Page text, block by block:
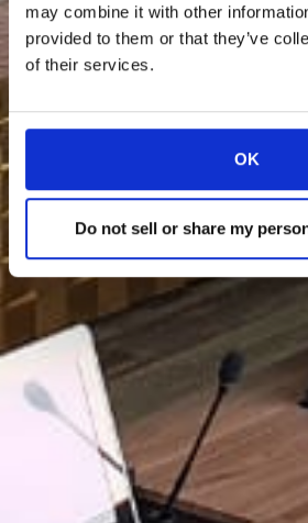
may combine it with other
provided to them or that they’ve
of their services.
OK
Do not sell or share my